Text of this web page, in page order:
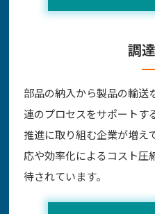
調
部品の納入から製品の輸送
連のプロセスをサポートす
推進に取り組む企業が増え
応や効率化によるコスト圧
待されています。